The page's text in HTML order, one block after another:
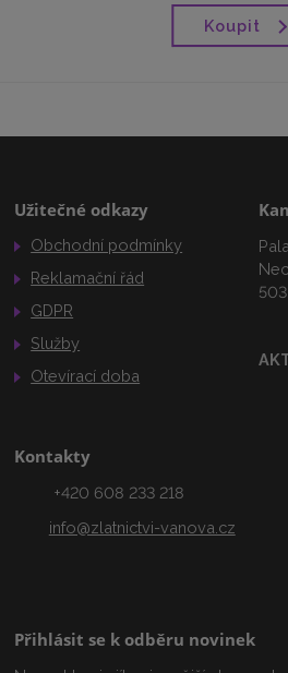
Koupit
Užitečné odkazy
Obchodní podmínky
Reklamační řád
GDPR
Služby
Otevírací doba
Kontakty
+420 608 233 218
info@zlatnictvi-vanova.cz
Přihlásit se k odběru novinek